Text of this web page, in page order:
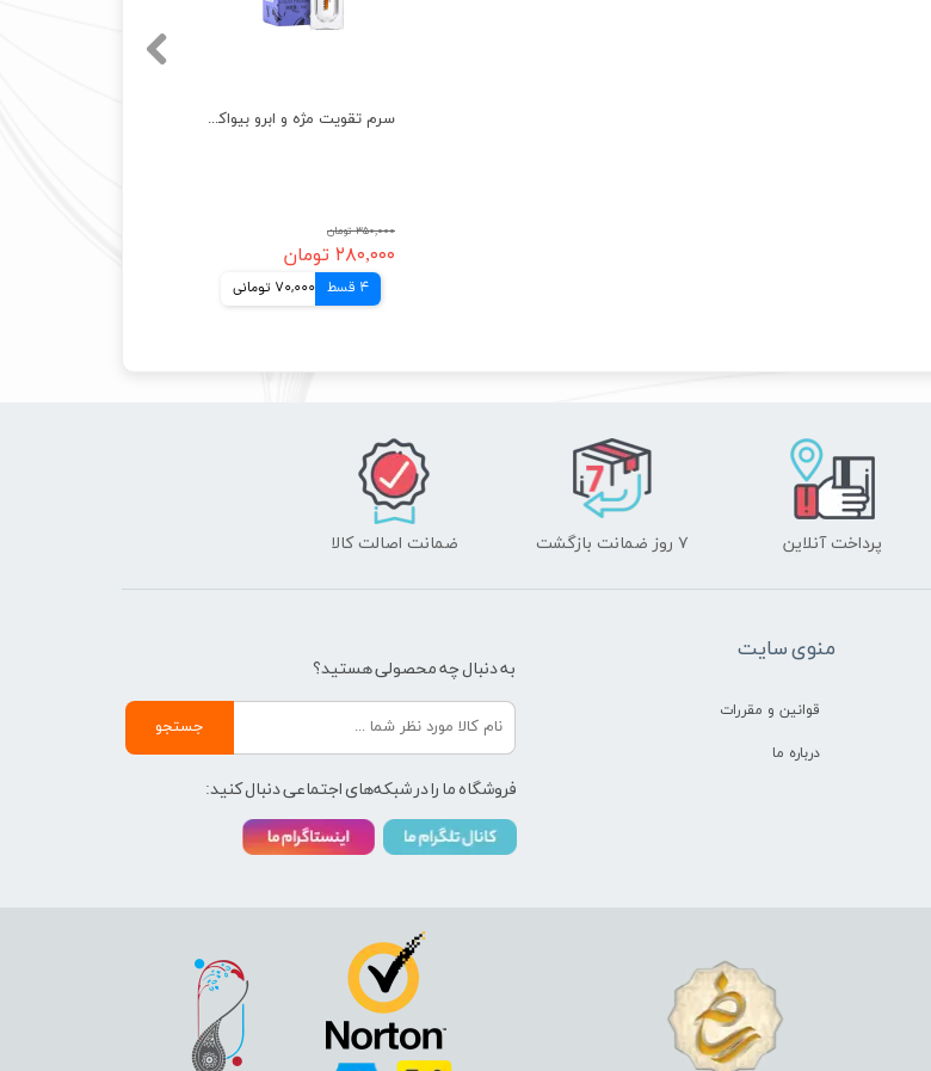
سرم تقویت مژه و ابرو بیواکوا اصل رشد مجدد bioaqua serum eyelash growth
۳۵۰,۰۰۰ تومان
۲۸۰,۰۰۰ تومان
4 قسط 70,000 تومانی
پرداخت آنلاین ۷ روز ضمانت بازگشت ضمانت اصالت کالا
منوی سایت
قوانین و مقررات
درباره ما
به دنبال چه محصولی هستید؟
جستجو
فروشگاه ما را در شبکه‌های اجتماعی دنبال کنید: